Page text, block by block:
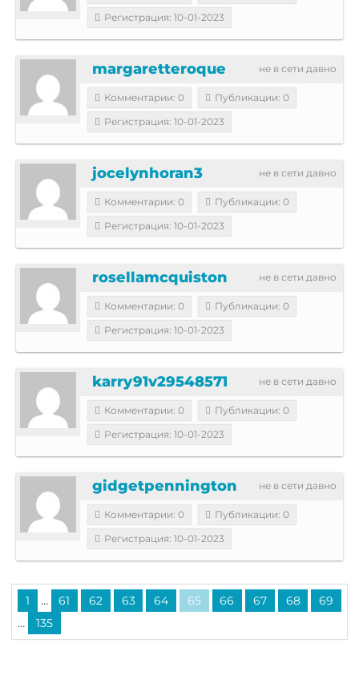
Регистрация: 10-01-2023
не в сети давно
margaretteroque
Комментарии: 0
Публикации: 0
Регистрация: 10-01-2023
не в сети давно
jocelynhoran3
Комментарии: 0
Публикации: 0
Регистрация: 10-01-2023
не в сети давно
rosellamcquiston
Комментарии: 0
Публикации: 0
Регистрация: 10-01-2023
не в сети давно
karry91v29548571
Комментарии: 0
Публикации: 0
Регистрация: 10-01-2023
не в сети давно
gidgetpennington
Комментарии: 0
Публикации: 0
Регистрация: 10-01-2023
1 ... 61 62 63 64 65 66 67 68 69
... 135